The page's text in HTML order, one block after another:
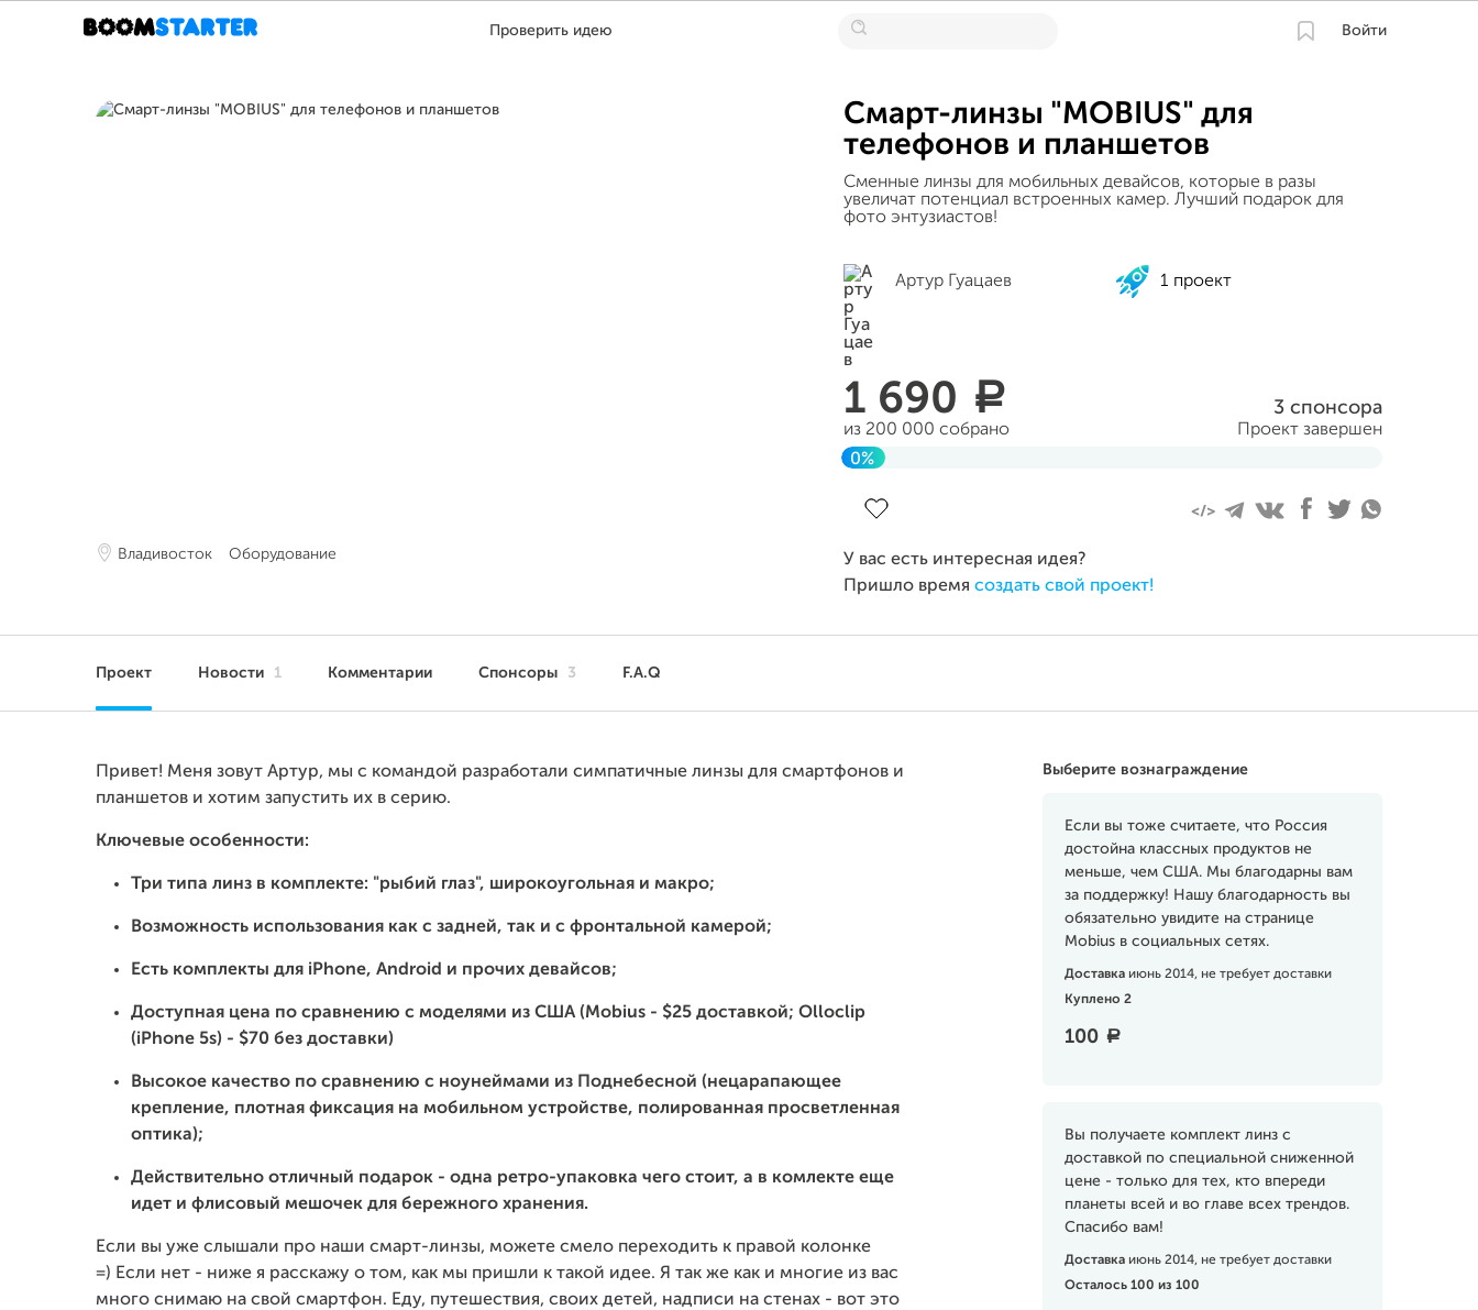
Проверить идею Войти
Владивосток Оборудование
Смарт-линзы "MOBIUS" для
телефонов и планшетов
Сменные линзы для мобильных девайсов, которые в разы
увеличат потенциал встроенных камер. Лучший подарок для
фото энтузиастов!
Артур Гуацаев 1 проект
1 690 a
из 200 000 собрано
3 спонсора
Проект завершен
0%
У вас есть интересная идея?
Пришло время создать свой проект!
Проект Новости 1 Комментарии Спонсоры 3 F.A.Q
Выберите вознаграждение
Если вы тоже считаете, что Россия
достойна классных продуктов не
меньше, чем США. Мы благодарны вам
за поддержку! Нашу благодарность вы
обязательно увидите на странице
Mobius в социальных сетях.
Доставка июнь 2014, не требует доставки
Куплено 2
100 a
Вы получаете комплект линз с
доставкой по специальной сниженной
цене - только для тех, кто впереди
планеты всей и во главе всех трендов.
Спасибо вам!
Доставка июнь 2014, не требует доставки
Осталось 100 из 100
Привет! Меня зовут Артур, мы с командой разработали симпатичные линзы для смартфонов и
планшетов и хотим запустить их в серию.
Ключевые особенности:
Три типа линз в комплекте: "рыбий глаз", широкоугольная и макро;
Возможность использования как с задней, так и с фронтальной камерой;
Есть комплекты для iPhone, Android и прочих девайсов;
Доступная цена по сравнению с моделями из США (Mobius - $25 доставкой; Olloclip
(iPhone 5s) - $70 без доставки)
Высокое качество по сравнению с ноунеймами из Поднебесной (нецарапающее
крепление, плотная фиксация на мобильном устройстве, полированная просветленная
оптика);
Действительно отличный подарок - одна ретро-упаковка чего стоит, а в комлекте еще
идет и флисовый мешочек для бережного хранения.
Если вы уже слышали про наши смарт-линзы, можете смело переходить к правой колонке
=) Если нет - ниже я расскажу о том, как мы пришли к такой идее. Я так же как и многие из вас
много снимаю на свой смартфон. Еду, путешествия, своих детей, надписи на стенах - вот это